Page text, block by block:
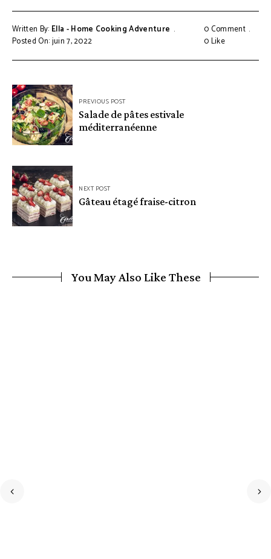
Written By: Ella - Home Cooking Adventure
Posted On: juin 7, 2022
0 Comment
0Like
Navigation
de
l’article
PREVIOUS POST
Salade de pâtes estivale
méditerranéenne
NEXT POST
Gâteau étagé fraise-citron
You May Also Like These